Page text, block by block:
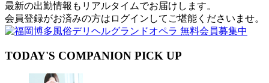
最新の出勤情報もリアルタイムでお届けします。
会員登録がお済みの方はログインしてご堪能くださいませ。
TODAY'S COMPANION PICK UP